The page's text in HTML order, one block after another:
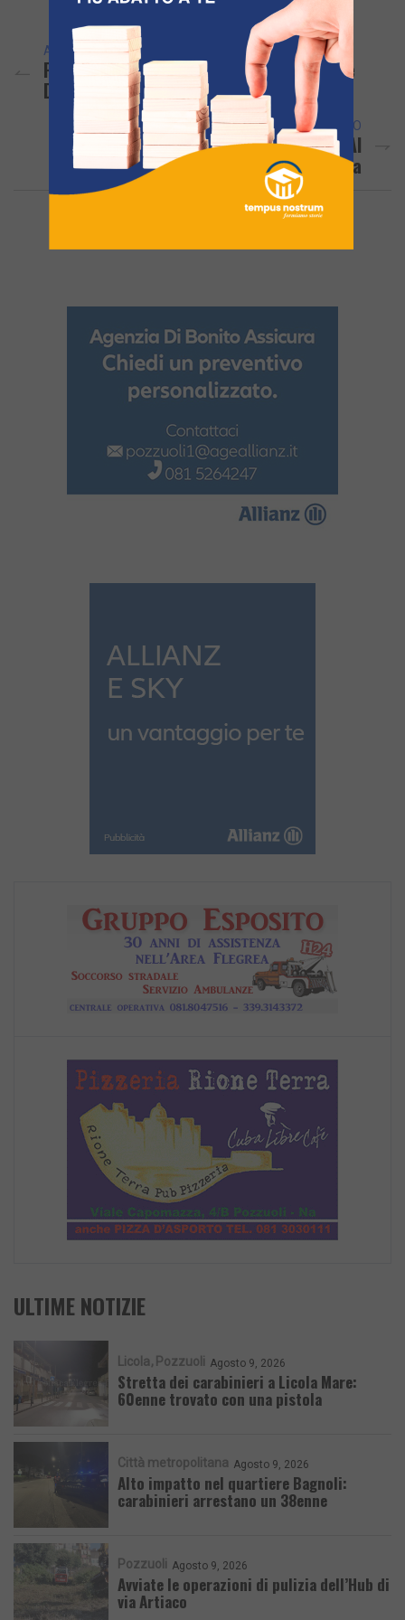
Link
ARTICOLO PRECEDENTE
POZZUOLI/ Una Cuccia Per Tommy, Il Cane
Dell’oasi Di Montenuovo
ARTICOLO SUCCESSIVO
Mattarella Consegna La Medaglia D’oro Al
Valore Civile Al Papà Di Pierluigi Rotta
ULTIME NOTIZIE
Licola Pozzuoli Agosto 9, 2026
Stretta dei carabinieri a Licola Mare:
60enne trovato con una pistola
Città metropolitana Agosto 9, 2026
Alto impatto nel quartiere Bagnoli:
carabinieri arrestano un 38enne
Pozzuoli Agosto 9, 2026
Avviate le operazioni di pulizia dell’Hub di
via Artiaco